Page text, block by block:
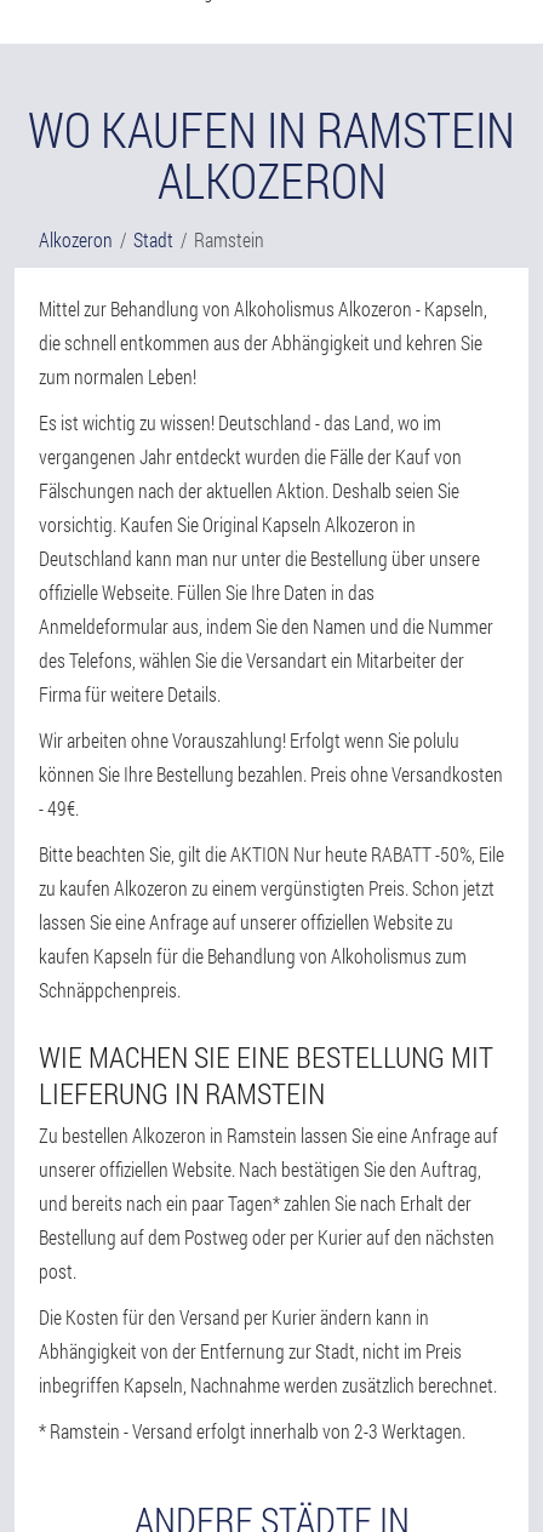
WO KAUFEN IN RAMSTEIN
ALKOZERON
Alkozeron Stadt Ramstein
Mittel zur Behandlung von Alkoholismus Alkozeron - Kapseln,
die schnell entkommen aus der Abhängigkeit und kehren Sie
zum normalen Leben!
Es ist wichtig zu wissen! Deutschland - das Land, wo im
vergangenen Jahr entdeckt wurden die Fälle der Kauf von
Fälschungen nach der aktuellen Aktion. Deshalb seien Sie
vorsichtig. Kaufen Sie Original Kapseln Alkozeron in
Deutschland kann man nur unter die Bestellung über unsere
offizielle Webseite. Füllen Sie Ihre Daten in das
Anmeldeformular aus, indem Sie den Namen und die Nummer
des Telefons, wählen Sie die Versandart ein Mitarbeiter der
Firma für weitere Details.
Wir arbeiten ohne Vorauszahlung! Erfolgt wenn Sie polulu
können Sie Ihre Bestellung bezahlen. Preis ohne Versandkosten
- 49€.
Bitte beachten Sie, gilt die AKTION Nur heute RABATT -50%, Eile
zu kaufen Alkozeron zu einem vergünstigten Preis. Schon jetzt
lassen Sie eine Anfrage auf unserer offiziellen Website zu
kaufen Kapseln für die Behandlung von Alkoholismus zum
Schnäppchenpreis.
WIE MACHEN SIE EINE BESTELLUNG MIT
LIEFERUNG IN RAMSTEIN
Zu bestellen Alkozeron in Ramstein lassen Sie eine Anfrage auf
unserer offiziellen Website. Nach bestätigen Sie den Auftrag,
und bereits nach ein paar Tagen* zahlen Sie nach Erhalt der
Bestellung auf dem Postweg oder per Kurier auf den nächsten
post.
Die Kosten für den Versand per Kurier ändern kann in
Abhängigkeit von der Entfernung zur Stadt, nicht im Preis
inbegriffen Kapseln, Nachnahme werden zusätzlich berechnet.
* Ramstein - Versand erfolgt innerhalb von 2-3 Werktagen.
ANDERE STÄDTE IN